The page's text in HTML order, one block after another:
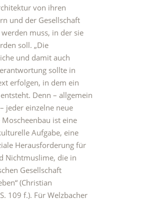
von ihren
und der Gesellschaft
muss, in der sie
soll. „Die
und damit auch
sollte in
erfolgen, in dem ein
Denn – allgemein
jeder einzelne neue
ist eine
Aufgabe, eine
Herausforderung für
Nichtmuslime, die in
Gesellschaft
(Christian
109 f.). Für Welzbacher